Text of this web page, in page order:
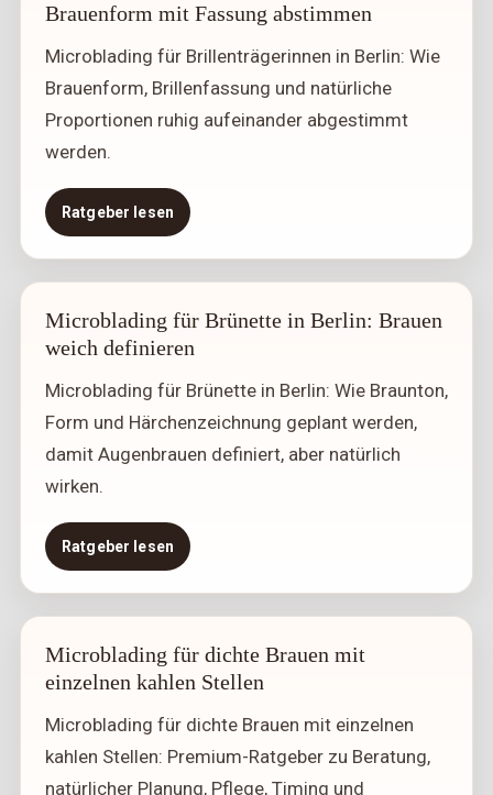
Brauenform mit Fassung abstimmen
Microblading für Brillenträgerinnen in Berlin: Wie
Brauenform, Brillenfassung und natürliche
Proportionen ruhig aufeinander abgestimmt
werden.
Ratgeber lesen
Microblading für Brünette in Berlin: Brauen
weich definieren
Microblading für Brünette in Berlin: Wie Braunton,
Form und Härchenzeichnung geplant werden,
damit Augenbrauen definiert, aber natürlich
wirken.
Ratgeber lesen
Microblading für dichte Brauen mit
einzelnen kahlen Stellen
Microblading für dichte Brauen mit einzelnen
kahlen Stellen: Premium-Ratgeber zu Beratung,
natürlicher Planung, Pflege, Timing und